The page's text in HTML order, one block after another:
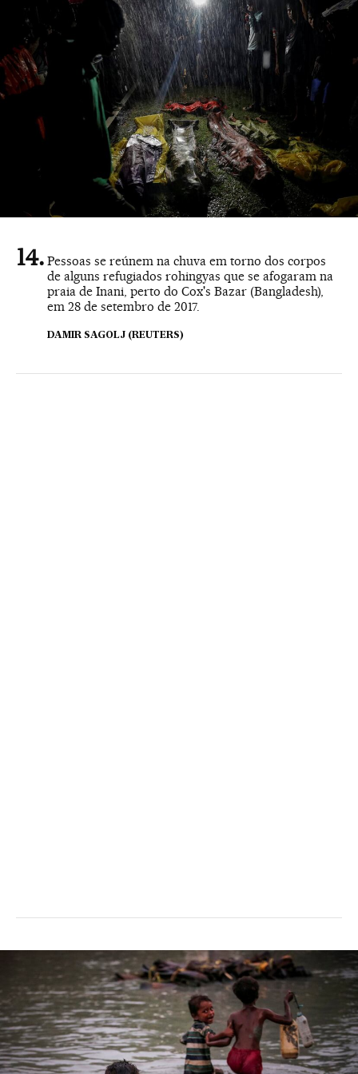
Pessoas se reúnem na chuva em torno dos corpos
de alguns refugiados rohingyas que se afogaram na
praia de Inani, perto do Cox's Bazar (Bangladesh),
em 28 de setembro de 2017.
DAMIR SAGOLJ (REUTERS)